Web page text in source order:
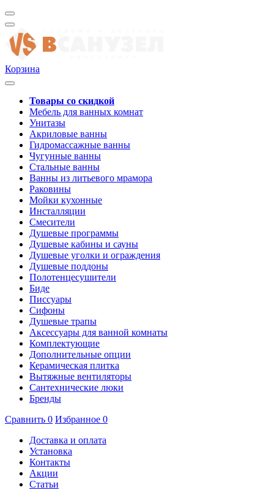
Корзина
Товары со скидкой
Мебель для ванных комнат
Унитазы
Акриловые ванны
Гидромассажные ванны
Чугунные ванны
Стальные ванны
Ванны из литьевого мрамора
Раковины
Мойки кухонные
Инсталляции
Смесители
Душевые программы
Душевые кабины и сауны
Душевые уголки и ограждения
Душевые поддоны
Полотенцесушители
Биде
Писсуары
Сифоны
Душевые трапы
Аксессуары для ванной комнаты
Комплектующие
Дополнительные опции
Керамическая плитка
Вытяжные вентиляторы
Сантехнические люки
Бренды
Сравнить 0 Избранное 0
Доставка и оплата
Установка
Контакты
Акции
Статьи